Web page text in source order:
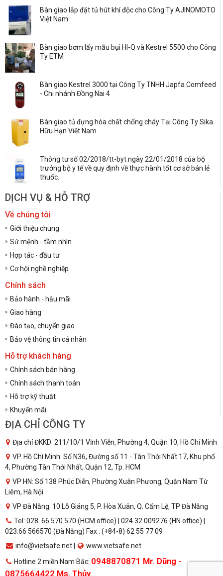
Bàn giao lắp đặt tủ hút khí độc cho Công Ty AJINOMOTO
Việt Nam
Bàn giao bơm lấy mẫu bụi HI-Q và Kestrel 5500 cho Công
Ty ETM
Bàn giao Kestrel 3000 tại Công Ty TNHH Japfa Comfeed
- Chi nhánh Đồng Nai 4
Bàn giao tủ đựng hóa chất chống cháy Tại Công Ty Sika
Hữu Hạn Việt Nam
Thông tư số 02/2018/tt-byt ngày 22/01/2018 của bộ
trưởng bộ y tế về quy định về thực hành tốt cơ sở bán lẻ
thuốc.
DỊCH VỤ & HỖ TRỢ
Về chúng tôi
Giới thiệu chung
Sứ mệnh - tầm nhìn
Hợp tác - đầu tư
Cơ hội nghề nghiệp
Chính sách
Bảo hành - hậu mãi
Giao hàng
Đào tạo, chuyển giao
Bảo vệ thông tin cá nhân
Hỗ trợ khách hàng
Chính sách bán hàng
Chính sách thanh toán
Hỗ trợ kỹ thuật
Khuyến mãi
ĐỊA CHỈ CÔNG TY
Địa chỉ ĐKKD: 211/10/1 Vĩnh Viễn, Phường 4, Quận 10, Hồ Chí Minh
VP. Hồ Chí Minh: Số N36, Đường số 11 - Tân Thới Nhất 17, Khu phố
4, Phường Tân Thới Nhất, Quận 12, Tp. HCM
VP HN: Số 138 Phúc Diễn, Phường Xuân Phương, Quận Nam Từ
Liêm, Hà Nội
VP Đà Nẵng: 10 Lỗ Giáng 5, P. Hòa Xuân, Q. Cẩm Lệ, TP Đà Nẵng
Tel: 028. 66 570 570 (HCM office) | 024.32 009276 (HN office) |
023.66 566570 (Đà Nẵng) Fax : (+84-8) 62 55 77 09
info@vietsafe.net |
www.vietsafe.net
Hotline 2 miền Nam Bắc: 0948870871 Mr. Dũng -
0875664422 Ms. Thủy